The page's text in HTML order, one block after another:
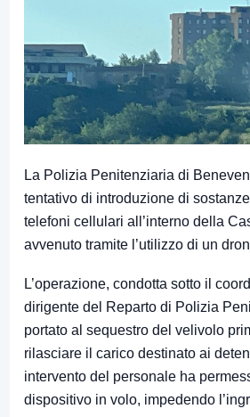
La Polizia Penitenziaria di
tentativo di introduzione di
telefoni cellulari all’interno della
avvenuto tramite l’utilizzo di un
L’operazione, condotta sotto il
dirigente del Reparto di Polizia
portato al sequestro del velivolo
rilasciare il carico destinato ai
intervento del personale ha
dispositivo in volo, impedendo